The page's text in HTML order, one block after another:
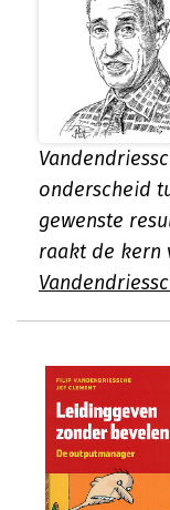
onderscheid
gewenste
raakt de kern